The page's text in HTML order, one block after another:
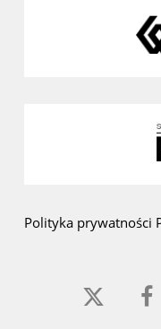
Polityka prywatności
x-